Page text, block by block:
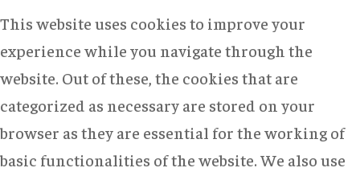
This website uses cookies to improve your
experience while you navigate through the
website. Out of these, the cookies that are
categorized as necessary are stored on your
browser as they are essential for the working of
basic functionalities of the website. We also use